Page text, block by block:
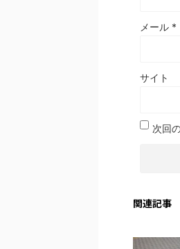
メール *
サイト
次回
関連記事